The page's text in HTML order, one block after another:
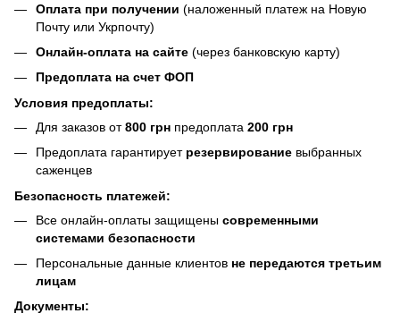
Оплата при получении (наложенный платеж на Новую
Почту или Укрпочту)
Онлайн-оплата на сайте (через банковскую карту)
Предоплата на счет ФОП
Условия предоплаты:
Для заказов от800 грн предоплата 200 грн
Предоплата гарантирует резервирование выбранных
саженцев
Безопасность платежей:
Все онлайн-оплаты защищены современными
системами безопасности
Персональные данные клиентов не передаются третьим
лицам
Документы: